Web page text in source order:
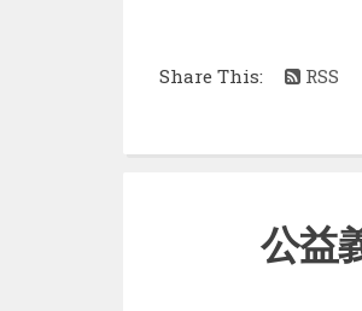
Share This:
RSS
公益